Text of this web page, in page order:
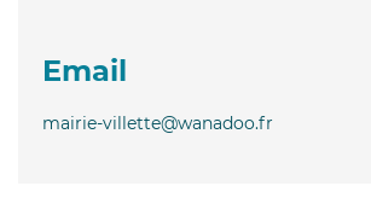
Email
mairie-villette@wanadoo.fr